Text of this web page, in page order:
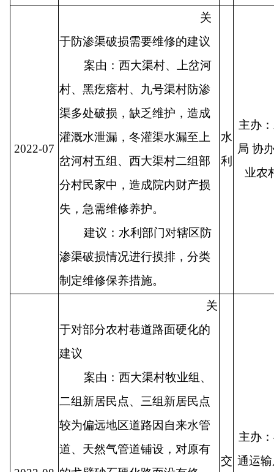
2022-07
关
于防渗渠破损需要维修的建议
案由：西大渠村、上岔河
村、黑疙瘩村、九号渠村防渗
渠多处破损，缺乏维护，造成
灌溉水泄漏，冬灌渠水漏至上
岔河村五组、西大渠村二组部
分村民家中，造成院内财产损
失，急需维修养护。
建议：水利部门对辖区防
渗渠破损情况进行摸排，分类
制定维修保养措施。
水
利
主办
局 协
业农
关
于对部分农村巷道路面硬化的
建议
案由：西大渠村牧业组、
二组新居民点、三组新居民点
较为偏远地区道路因自来水管
道、天然气管道铺设，对原有
交
主办
通运